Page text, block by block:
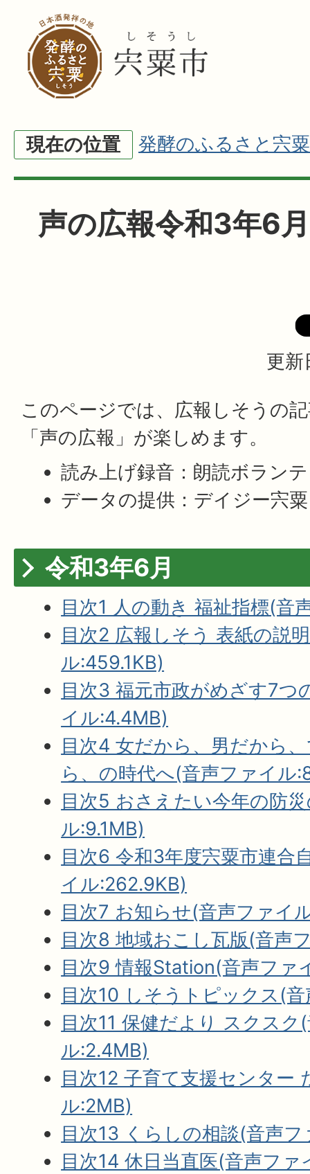
現在の位置 発酵のふるさと宍粟
声の広報令和3年6
更新
このページでは、広報しそうの
「声の広報」が楽しめます。
読み上げ録音：朗読ボラン
データの提供：デイジー宍粟
令和3年6月
目次1 人の動き 福祉指標(音
目次2 広報しそう 表紙の説
ル:459.1KB)
目次3 福元市政がめざす7つ
イル:4.4MB)
目次4 女だから、男だから
ら、の時代へ(音声ファイル
目次5 おさえたい今年の防
ル:9.1MB)
目次6 令和3年度宍粟市連合
イル:262.9KB)
目次7 お知らせ(音声ファイ
目次8 地域おこし瓦版(音声
目次9 情報Station(音声ファ
目次10 しそうトピックス(
目次11 保健だより スクスク
ル:2.4MB)
目次12 子育て支援センター
ル:2MB)
目次13 くらしの相談(音声
目次14 休日当直医(音声ファ